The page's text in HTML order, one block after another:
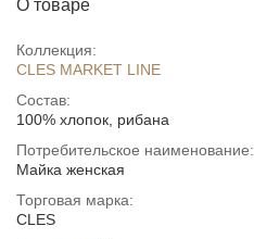
О товаре
Коллекция:
CLES MARKET LINE
Состав:
100% хлопок, рибана
Потребительское наименование:
Майка женская
Торговая марка:
CLES